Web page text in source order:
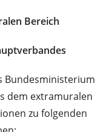
Bereich
Bundesministerium
dem extramuralen
zu folgenden